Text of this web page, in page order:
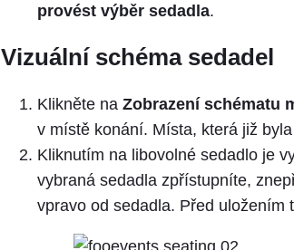
provést výběr sedadla.
Vizuální schéma sedadel
Klikněte na Zobrazení schématu
v místě konání. Místa, která již
Kliknutím na libovolné sedadlo je
vybraná sedadla zpřístupníte,
vpravo od sedadla. Před uložením